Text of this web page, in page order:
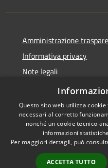
Amministrazione
Informativa privacy
Note legali
Dichiarazione di
Accessibilità
Questo sito web utilizza
necessari al corretto
nonché un cookie tecnico
informazioni
Per maggiori dettagli, può
ACCETTA TUTTO